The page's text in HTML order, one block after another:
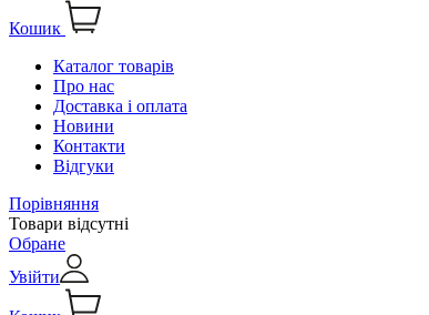
Кошик
Каталог товарів
Про нас
Доставка і оплата
Новини
Контакти
Відгуки
Порівняння
Товари відсутні
Обране
Увійти